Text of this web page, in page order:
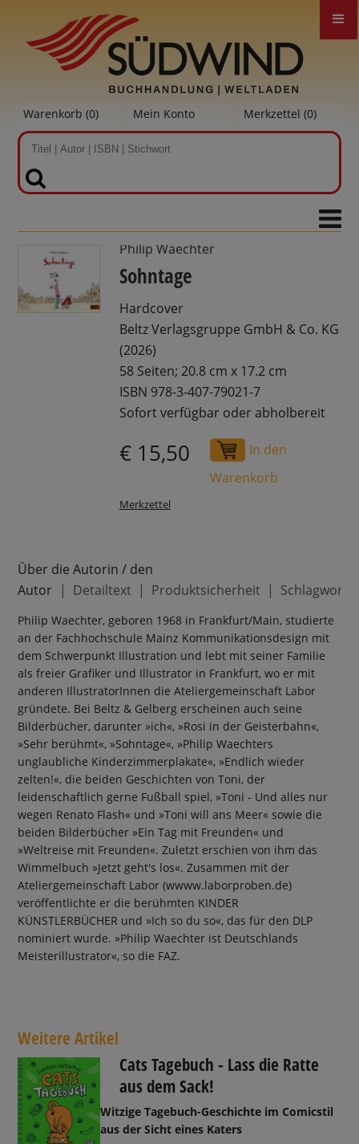
Warenkorb (0) Mein Konto Merkzettel (0)
Philip Waechter
Sohntage
Hardcover
Beltz Verlagsgruppe GmbH & Co. KG
(2026)
58 Seiten; 20.8 cm x 17.2 cm
ISBN 978-3-407-79021-7
Sofort verfügbar oder abholbereit
€ 15,50
In den
Warenkorb
Merkzettel
Über die Autorin / den
Autor
Detailtext Produktsicherheit Schlagworte
Philip Waechter, geboren 1968 in Frankfurt/Main, studierte
an der Fachhochschule Mainz Kommunikationsdesign mit
dem Schwerpunkt Illustration und lebt mit seiner Familie
als freier Grafiker und Illustrator in Frankfurt, wo er mit
anderen IllustratorInnen die Ateliergemeinschaft Labor
gründete. Bei Beltz & Gelberg erscheinen auch seine
Bilderbücher, darunter »ich«, »Rosi in der Geisterbahn«,
»Sehr berühmt«, »Sohntage«, »Philip Waechters
unglaubliche Kinderzimmerplakate«, »Endlich wieder
zelten!«, die beiden Geschichten von Toni, der
leidenschaftlich gerne Fußball spiel, »Toni - Und alles nur
wegen Renato Flash« und »Toni will ans Meer« sowie die
beiden Bilderbücher »Ein Tag mit Freunden« und
»Weltreise mit Freunden«. Zuletzt erschien von ihm das
Wimmelbuch »Jetzt geht's los«. Zusammen mit der
Ateliergemeinschaft Labor (wwww.laborproben.de)
veröffentlichte er die berühmten KINDER
KÜNSTLERBÜCHER und »Ich so du so«, das für den DLP
nominiert wurde. »Philip Waechter ist Deutschlands
Meisterillustrator«, so die FAZ.
Weitere Artikel
Cats Tagebuch - Lass die Ratte
aus dem Sack!
Witzige Tagebuch-Geschichte im Comicstil
aus der Sicht eines Katers